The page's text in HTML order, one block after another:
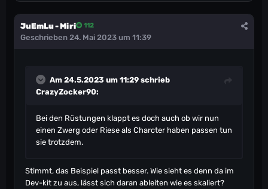
JuEmLu - Miri 112
Geschrieben 24. Mai 2023 um 11:39
Am 24.5.2023 um 11:29 schrieb
CrazyZocker90:
Bei den Rüstungen klappt es doch auch ob wir nun
einen Zwerg oder Riese als Charcter haben passen tun
sie trotzdem.
Stimmt, das Beispiel passt besser. Wie sieht es denn da im
Dev-kit zu aus, lässt sich daran ableiten wie es skaliert?